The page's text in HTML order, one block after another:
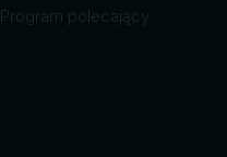
Program polecający